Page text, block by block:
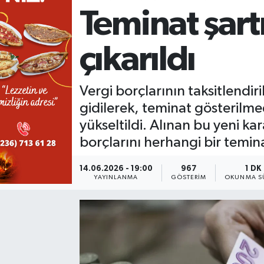
Teminat
çıkarıldı
Vergi borçlarının
gidilerek, teminat
yükseltildi. Alınan bu yeni
borçlarını herhangi bir
14.06.2026 - 19:00
YAYINLANMA
967
GÖSTERIM
1 DK
OKUNMA
KÜLTÜR SANAT
YAŞAM
LIFE
SARUHANLI
SELENDİ
KIRKAĞAÇ
DEMİRCİ
GÖLMARMARA
KULA
SALİHLİ
SARUHANLI
ŞEHZADELER
TURGUTLU
EĞİTİM
KÜLTÜR SANAT
YAŞAM
BİLİM VE TEKNOLOJİ
MANİSA'NIN YÖRESEL LEZZETLERİ